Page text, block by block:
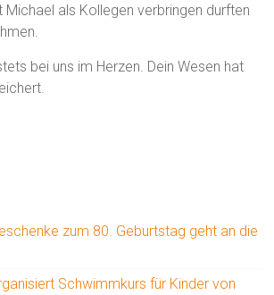
Michael als Kollegen verbringen durften
bei uns im Herzen. Dein Wesen hat
zum 80. Geburtstag geht an die
Schwimmkurs für Kinder von